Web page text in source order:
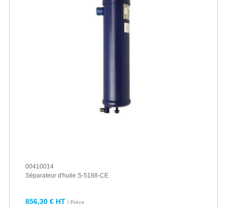
00410014
Séparateur d'huile S-5188-CE
856,30 € HT / Pièce